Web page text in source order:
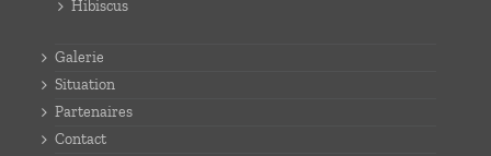
Hibiscus
Galerie
Situation
Partenaires
Contact